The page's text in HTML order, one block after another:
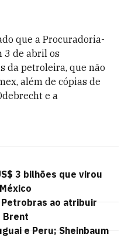
que a Procuradoria-
3 de abril os
da petroleira, que não
além de cópias de
e a
3 bilhões que virou
ao atribuir
Brent
e Peru; Sheinbaum